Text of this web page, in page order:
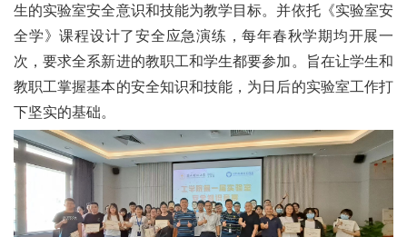
生的实验室安全意识和技能为教学目标。并依托《实验室安
全学》课程设计了安全应急演练，每年春秋学期均开展一
次，要求全系新进的教职工和学生都要参加。旨在让学生和
教职工掌握基本的安全知识和技能，为日后的实验室工作打
下坚实的基础。